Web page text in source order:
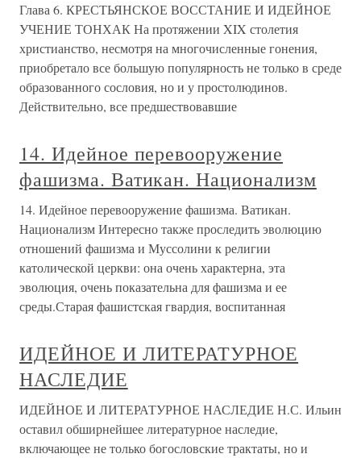
Глава 6. КРЕСТЬЯНСКОЕ ВОССТАНИЕ И ИДЕЙНОЕ
УЧЕНИЕ ТОНХАК На протяжении XIX столетия
христианство, несмотря на многочисленные гонения,
приобретало все большую популярность не только в среде
образованного сословия, но и у простолюдинов.
Действительно, все предшествовавшие
14. Идейное перевооружение
фашизма. Ватикан. Национализм
14. Идейное перевооружение фашизма. Ватикан.
Национализм Интересно также проследить эволюцию
отношений фашизма и Муссолини к религии
католической церкви: она очень характерна, эта
эволюция, очень показательна для фашизма и ее
среды.Старая фашистская гвардия, воспитанная
ИДЕЙНОЕ И ЛИТЕРАТУРНОЕ
НАСЛЕДИЕ
ИДЕЙНОЕ И ЛИТЕРАТУРНОЕ НАСЛЕДИЕ Н.С. Ильин
оставил обширнейшее литературное наследие,
включающее не только богословские трактаты, но и